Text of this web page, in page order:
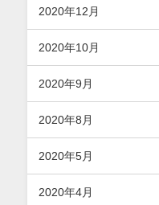
2020年12月
2020年10月
2020年9月
2020年8月
2020年5月
2020年4月